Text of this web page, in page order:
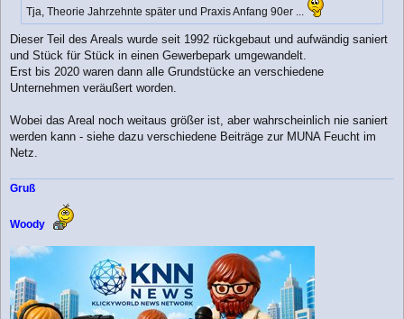
Tja, Theorie Jahrzehnte später und Praxis Anfang 90er ...
Dieser Teil des Areals wurde seit 1992 rückgebaut und aufwändig saniert
und Stück für Stück in einen Gewerbepark umgewandelt.
Erst bis 2020 waren dann alle Grundstücke an verschiedene
Unternehmen veräußert worden.
Wobei das Areal noch weitaus größer ist, aber wahrscheinlich nie saniert
werden kann - siehe dazu verschiedene Beiträge zur MUNA Feucht im
Netz.
Gruß
Woody